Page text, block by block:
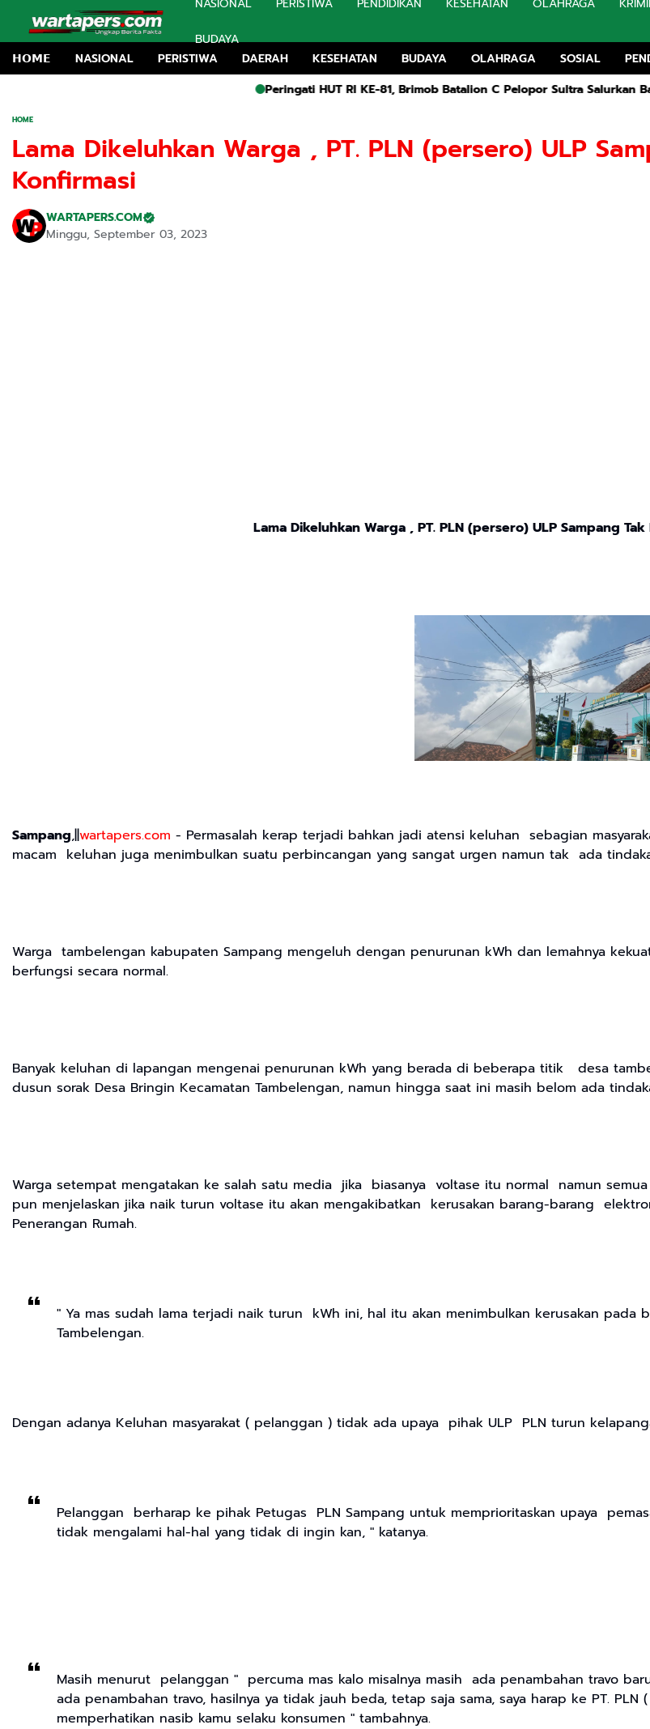
BUDAYA
𝗛𝗢𝗠𝗘
NASIONAL PERISTIWA DAERAH KESEHATAN BUDAYA OLAHRAGA SOSIAL
Peringati HUT RI KE-81, Brimob Batalion C Pelopor Sultra Salurkan Bansos
HOME
Lama Dikeluhkan Warga , PT. PLN (persero) ULP
Konfirmasi
WARTAPERS.COM
Minggu, September 03, 2023
Lama Dikeluhkan Warga , PT. PLN (persero) ULP Sampang
Sampang,||wartapers.com - Permasalah kerap terjadi bahkan jadi atensi keluhan sebagian
macam keluhan juga menimbulkan suatu perbincangan yang sangat urgen namun tak ada
Warga tambelengan kabupaten Sampang mengeluh dengan penurunan kWh dan lemahnya
berfungsi secara normal.
Banyak keluhan di lapangan mengenai penurunan kWh yang berada di beberapa titik desa
dusun sorak Desa Bringin Kecamatan Tambelengan, namun hingga saat ini masih belom ada
Warga setempat mengatakan ke salah satu media jika biasanya voltase itu normal namun
pun menjelaskan jika naik turun voltase itu akan mengakibatkan kerusakan barang-barang
Penerangan Rumah.
" Ya mas sudah lama terjadi naik turun kWh ini, hal itu akan menimbulkan kerusakan pada
Tambelengan.
Dengan adanya Keluhan masyarakat ( pelanggan ) tidak ada upaya pihak ULP PLN turun
Pelanggan berharap ke pihak Petugas PLN Sampang untuk memprioritaskan upaya
tidak mengalami hal-hal yang tidak di ingin kan, " katanya.
Masih menurut pelanggan " percuma mas kalo misalnya masih ada penambahan travo
ada penambahan travo, hasilnya ya tidak jauh beda, tetap saja sama, saya harap ke PT.
memperhatikan nasib kamu selaku konsumen " tambahnya.